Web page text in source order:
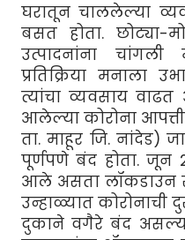
घरातून चाललेल्या
बसत होता. छोट्या-
उत्पादनांना चांगली
प्रतिक्रिया मनाला
त्यांचा व्यवसाय
आलेल्या कोरोना
ता. माहूर जि. नांदेड)
पूर्णपणे बंद होता. जून
आले असता लॉकडाउन
उन्हाळ्यात कोरोनाची
दुकाने वगैरे बंद